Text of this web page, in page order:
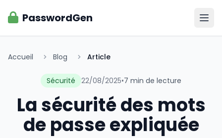
PasswordGen
Accueil Blog Article
Sécurité 22/08/2025•7 min de lecture
La sécurité des mots
de passe expliquée